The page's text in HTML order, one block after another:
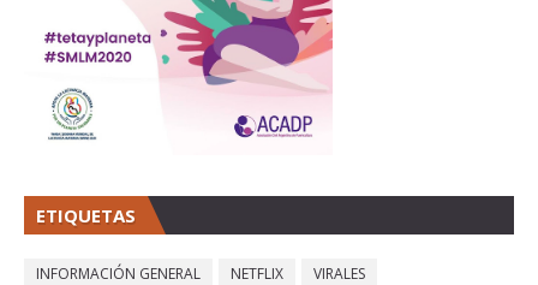
ETIQUETAS
INFORMACIÓN GENERAL NETFLIX VIRALES